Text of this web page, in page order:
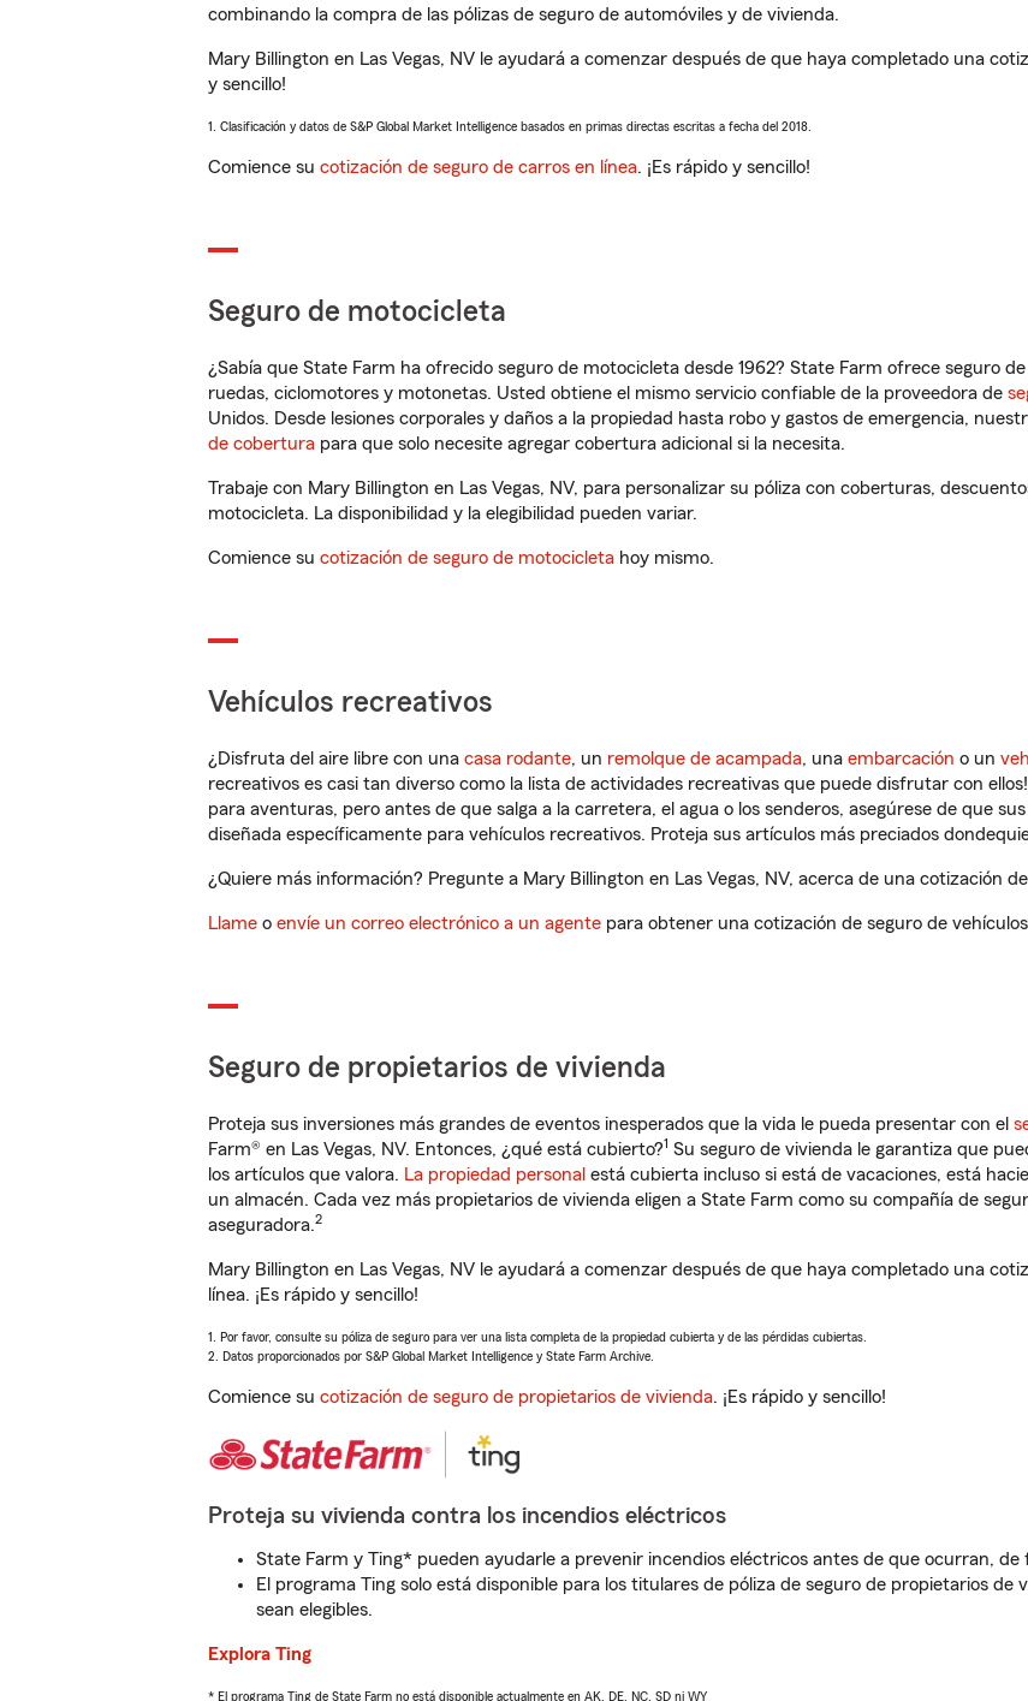
combinando la compra de las pólizas de seguro de automóviles y de vivienda.
Mary Billington en Las Vegas, NV le ayudará a comenzar después de que haya completado una
y sencillo!
1. Clasificación y datos de S&P Global Market Intelligence basados en primas directas escritas a fecha del 2018.
Comience su cotización de seguro de carros en línea. ¡Es rápido y sencillo!
Seguro de motocicleta
¿Sabía que State Farm ha ofrecido seguro de motocicleta desde 1962? State Farm ofrece seguro
ruedas, ciclomotores y motonetas. Usted obtiene el mismo servicio confiable de la proveedora de
Unidos. Desde lesiones corporales y daños a la propiedad hasta robo y gastos de emergencia,
de cobertura para que solo necesite agregar cobertura adicional si la necesita.
Trabaje con Mary Billington en Las Vegas, NV, para personalizar su póliza con coberturas,
motocicleta. La disponibilidad y la elegibilidad pueden variar.
Comience su cotización de seguro de motocicleta hoy mismo.
Vehículos recreativos
¿Disfruta del aire libre con una casa rodante, un remolque de acampada, una embarcación o un
recreativos es casi tan diverso como la lista de actividades recreativas que puede disfrutar con
para aventuras, pero antes de que salga a la carretera, el agua o los senderos, asegúrese de que
diseñada específicamente para vehículos recreativos. Proteja sus artículos más preciados
¿Quiere más información? Pregunte a Mary Billington en Las Vegas, NV, acerca de una cotización
Llame o envíe un correo electrónico a un agente para obtener una cotización de seguro de
Seguro de propietarios de vivienda
Proteja sus inversiones más grandes de eventos inesperados que la vida le pueda presentar con el
Farm® en Las Vegas, NV. Entonces, ¿qué está cubierto?1 Su seguro de vivienda le garantiza que
los artículos que valora. La propiedad personal está cubierta incluso si está de vacaciones, está
un almacén. Cada vez más propietarios de vivienda eligen a State Farm como su compañía de
aseguradora.2
Mary Billington en Las Vegas, NV le ayudará a comenzar después de que haya completado una
línea. ¡Es rápido y sencillo!
1. Por favor, consulte su póliza de seguro para ver una lista completa de la propiedad cubierta y de las pérdidas cubiertas.
2. Datos proporcionados por S&P Global Market Intelligence y State Farm Archive.
Comience su cotización de seguro de propietarios de vivienda. ¡Es rápido y sencillo!
Proteja su vivienda contra los incendios eléctricos
State Farm y Ting* pueden ayudarle a prevenir incendios eléctricos antes de que ocurran, de
El programa Ting solo está disponible para los titulares de póliza de seguro de propietarios de
sean elegibles.
Explora Ting
* El programa Ting de State Farm no está disponible actualmente en AK, DE, NC, SD ni WY